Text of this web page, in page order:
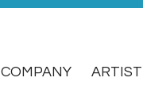
COMPANY ARTIST